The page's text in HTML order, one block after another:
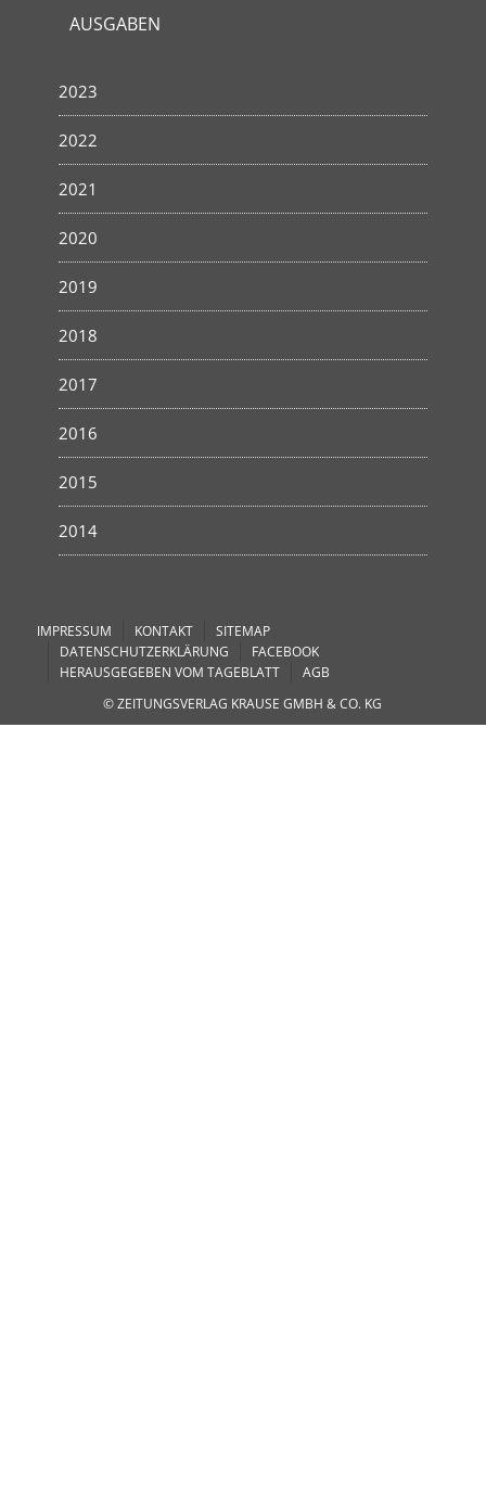
AUSGABEN
2023
2022
2021
2020
2019
2018
2017
2016
2015
2014
IMPRESSUM KONTAKT
SITEMAP
DATENSCHUTZERKLÄRUNG
FACEBOOK
HERAUSGEGEBEN VOM TAGEBLATT
AGB
© ZEITUNGSVERLAG KRAUSE GMBH & CO. KG